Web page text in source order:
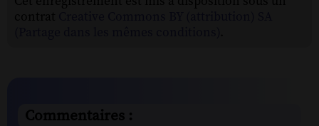
Commentaires :